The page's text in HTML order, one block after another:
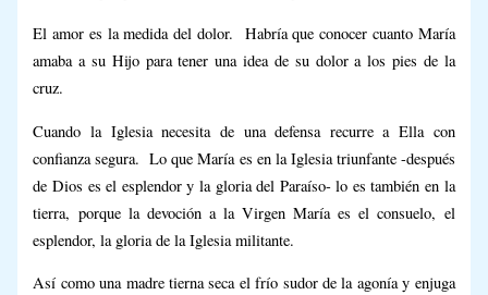
El amor es la medida del dolor. Habría que conocer cuanto María
amaba a su Hijo para tener una idea de su dolor a los pies de la
cruz.
Cuando la Iglesia necesita de una defensa recurre a Ella con
confianza segura. Lo que María es en la Iglesia triunfante -después
de Dios es el esplendor y la gloria del Paraíso- lo es también en la
tierra, porque la devoción a la Virgen María es el consuelo, el
esplendor, la gloria de la Iglesia militante.
Así como una madre tierna seca el frío sudor de la agonía y enjuga